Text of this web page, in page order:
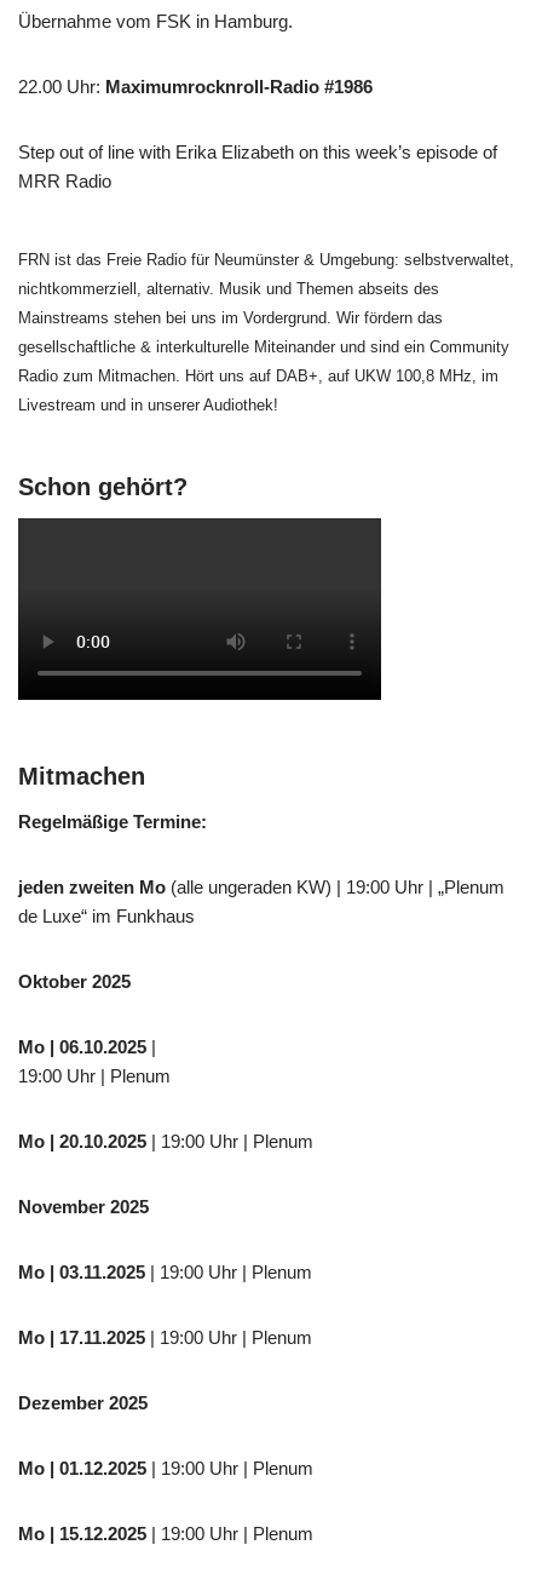
Übernahme vom FSK in Hamburg.
22.00 Uhr: Maximumrocknroll-Radio #1986
Step out of line with Erika Elizabeth on this week’s episode of
MRR Radio
FRN ist das Freie Radio für Neumünster & Umgebung: selbstverwaltet,
nichtkommerziell, alternativ. Musik und Themen abseits des
Mainstreams stehen bei uns im Vordergrund. Wir fördern das
gesellschaftliche & interkulturelle Miteinander und sind ein Community
Radio zum Mitmachen. Hört uns auf DAB+, auf UKW 100,8 MHz, im
Livestream und in unserer Audiothek!
Schon gehört?
Mitmachen
Regelmäßige Termine:
jeden zweiten Mo (alle ungeraden KW) | 19:00 Uhr | „Plenum
de Luxe“ im Funkhaus
Oktober 2025
Mo | 06.10.2025 |
19:00 Uhr | Plenum
Mo | 20.10.2025 | 19:00 Uhr | Plenum
November 2025
Mo | 03.11.2025 | 19:00 Uhr | Plenum
Mo | 17.11.2025 | 19:00 Uhr | Plenum
Dezember 2025
Mo | 01.12.2025 | 19:00 Uhr | Plenum
Mo | 15.12.2025 | 19:00 Uhr | Plenum